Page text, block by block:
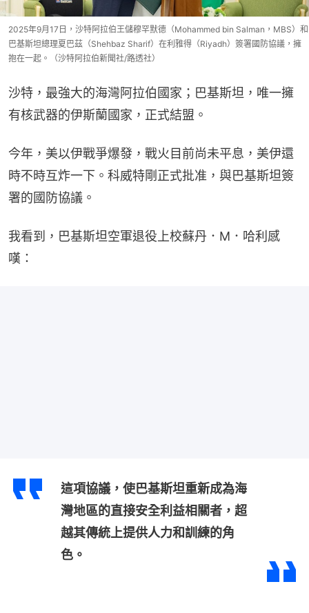
2025年9月17日，沙特阿拉伯王儲穆罕默德（Mohammed bin Salman，MBS）和
巴基斯坦總理夏巴茲（Shehbaz Sharif）在利雅得（Riyadh）簽署國防協議，擁
抱在一起。（沙特阿拉伯新聞社/路透社）
沙特，最強大的海灣阿拉伯國家；巴基斯坦，唯一擁
有核武器的伊斯蘭國家，正式結盟。
今年，美以伊戰爭爆發，戰火目前尚未平息，美伊還
時不時互炸一下。科威特剛正式批准，與巴基斯坦簽
署的國防協議。
我看到，巴基斯坦空軍退役上校蘇丹．M．哈利感
嘆：
這項協議，使巴基斯坦重新成為海
灣地區的直接安全利益相關者，超
越其傳統上提供人力和訓練的角
色。